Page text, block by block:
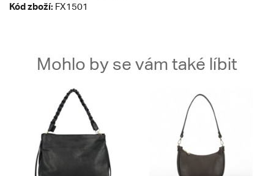
Kód zboží: FX1501
Mohlo by se vám také líbit